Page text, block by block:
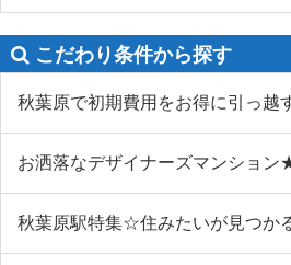
こだわり条件から探す
秋葉原で初期費用をお得に引っ越
お洒落なデザイナーズマンション
秋葉原駅特集☆住みたいが見つか